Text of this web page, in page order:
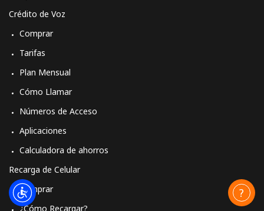
Crédito de Voz
Comprar
Tarifas
Plan Mensual
Cómo Llamar
Números de Acceso
Aplicaciones
Calculadora de ahorros
Recarga de Celular
Comprar
¿Cómo Recargar?